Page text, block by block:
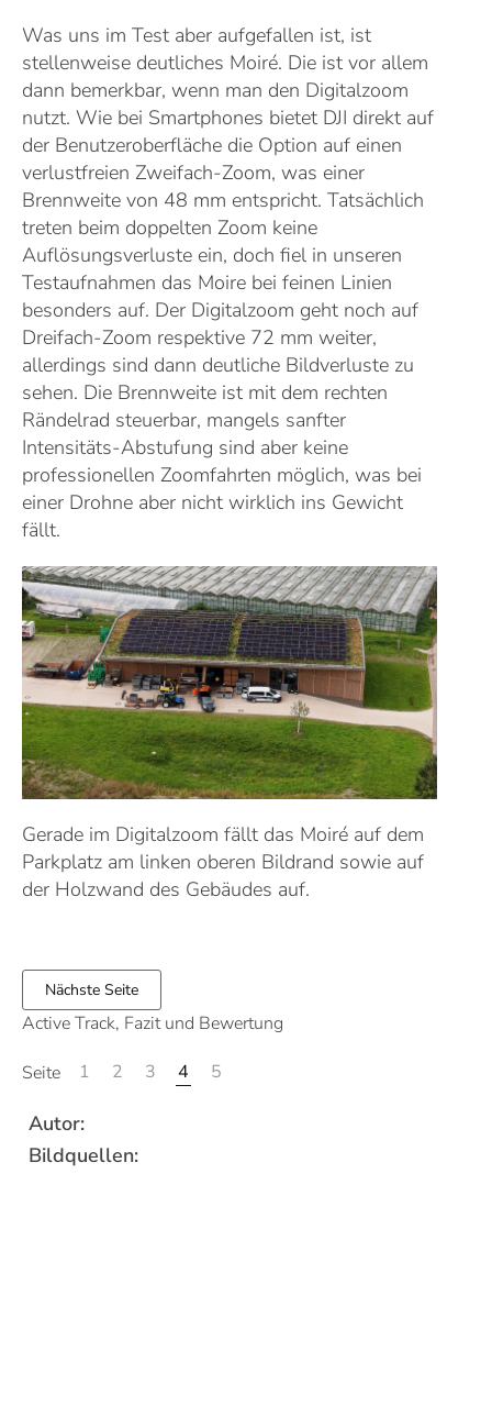
Was uns im Test aber aufgefallen ist, ist
stellenweise deutliches Moiré. Die ist vor allem
dann bemerkbar, wenn man den Digitalzoom
nutzt. Wie bei Smartphones bietet DJI direkt auf
der Benutzeroberfläche die Option auf einen
verlustfreien Zweifach-Zoom, was einer
Brennweite von 48 mm entspricht. Tatsächlich
treten beim doppelten Zoom keine
Auflösungsverluste ein, doch fiel in unseren
Testaufnahmen das Moire bei feinen Linien
besonders auf. Der Digitalzoom geht noch auf
Dreifach-Zoom respektive 72 mm weiter,
allerdings sind dann deutliche Bildverluste zu
sehen. Die Brennweite ist mit dem rechten
Rändelrad steuerbar, mangels sanfter
Intensitäts-Abstufung sind aber keine
professionellen Zoomfahrten möglich, was bei
einer Drohne aber nicht wirklich ins Gewicht
fällt.
Gerade im Digitalzoom fällt das Moiré auf dem
Parkplatz am linken oberen Bildrand sowie auf
der Holzwand des Gebäudes auf.
Nächste Seite
Active Track, Fazit und Bewertung
Seite 1 2 3 4 5
Autor:
Bildquellen: